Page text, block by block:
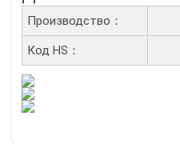
Производство：
Код HS：